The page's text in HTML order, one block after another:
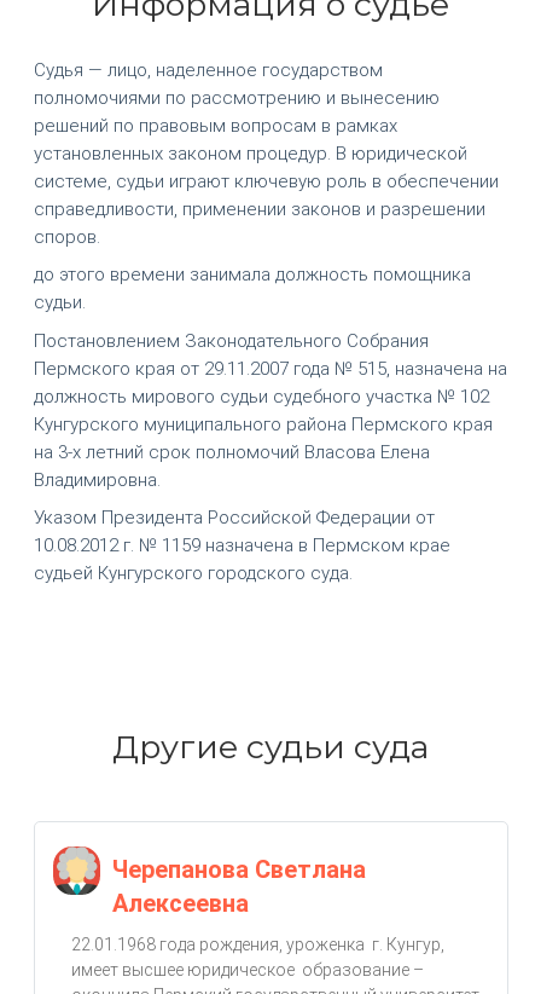
Судья — лицо, наделенное государством
полномочиями по рассмотрению и вынесению
решений по правовым вопросам в рамках
установленных законом процедур. В юридической
системе, судьи играют ключевую роль в обеспечении
справедливости, применении законов и разрешении
споров.
до этого времени занимала должность помощника
судьи.
Постановлением Законодательного Собрания
Пермского края от 29.11.2007 года № 515, назначена на
должность мирового судьи судебного участка № 102
Кунгурского муниципального района Пермского края
на 3-х летний срок полномочий Власова Елена
Владимировна.
Указом Президента Российской Федерации от
10.08.2012 г. № 1159 назначена в Пермском крае
судьей Кунгурского городского суда.
Другие судьи суда
Черепанова Светлана
Алексеевна
22.01.1968 года рождения, уроженка г. Кунгур,
имеет высшее юридическое образование –